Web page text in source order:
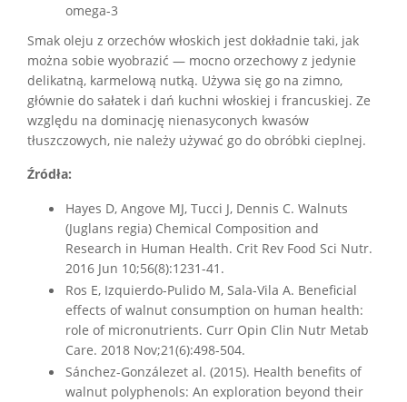
omega-3
Smak oleju z orzechów włoskich jest dokładnie taki, jak
można sobie wyobrazić — mocno orzechowy z jedynie
delikatną, karmelową nutką. Używa się go na zimno,
głównie do sałatek i dań kuchni włoskiej i francuskiej. Ze
względu na dominację nienasyconych kwasów
tłuszczowych, nie należy używać go do obróbki cieplnej.
Źródła:
Hayes D, Angove MJ, Tucci J, Dennis C. Walnuts
(Juglans regia) Chemical Composition and
Research in Human Health. Crit Rev Food Sci Nutr.
2016 Jun 10;56(8):1231-41.
Ros E, Izquierdo-Pulido M, Sala-Vila A. Beneficial
effects of walnut consumption on human health:
role of micronutrients. Curr Opin Clin Nutr Metab
Care. 2018 Nov;21(6):498-504.
Sánchez-Gonzálezet al. (2015). Health benefits of
walnut polyphenols: An exploration beyond their